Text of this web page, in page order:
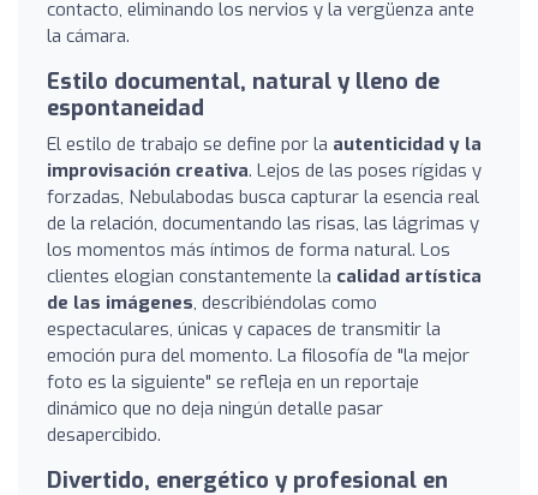
contacto, eliminando los nervios y la vergüenza ante
la cámara.
Estilo documental, natural y lleno de
espontaneidad
El estilo de trabajo se define por la autenticidad y la
improvisación creativa. Lejos de las poses rígidas y
forzadas, Nebulabodas busca capturar la esencia real
de la relación, documentando las risas, las lágrimas y
los momentos más íntimos de forma natural. Los
clientes elogian constantemente la calidad artística
de las imágenes, describiéndolas como
espectaculares, únicas y capaces de transmitir la
emoción pura del momento. La filosofía de "la mejor
foto es la siguiente" se refleja en un reportaje
dinámico que no deja ningún detalle pasar
desapercibido.
Divertido, energético y profesional en